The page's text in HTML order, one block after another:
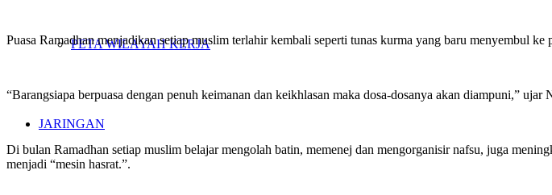
PETA WILAYAH KERJA
JARINGAN
Puasa Ramadhan menjadikan setiap muslim terlahir kembali seperti tunas kurma yang baru menyembul
“Barangsiapa berpuasa dengan penuh keimanan dan keikhlasan maka dosa-dosanya akan diampuni,”
Di bulan Ramadhan setiap muslim belajar mengolah batin, memenej dan mengorganisir nafsu, juga
menjadi “mesin hasrat.”.